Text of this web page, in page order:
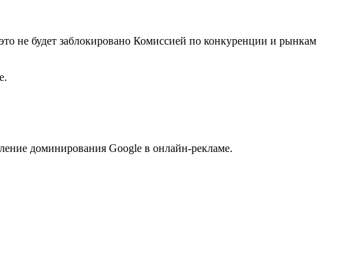
не будет заблокировано Комиссией по конкуренции и рынкам
доминирования Google в онлайн-рекламе.